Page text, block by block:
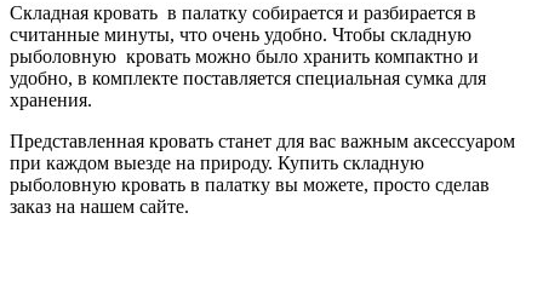
Складная кровать в палатку собирается и разбирается в
считанные минуты, что очень удобно. Чтобы складную
рыболовную кровать можно было хранить компактно и
удобно, в комплекте поставляется специальная сумка для
хранения.
Представленная кровать станет для вас важным аксессуаром
при каждом выезде на природу. Купить складную
рыболовную кровать в палатку вы можете, просто сделав
заказ на нашем сайте.